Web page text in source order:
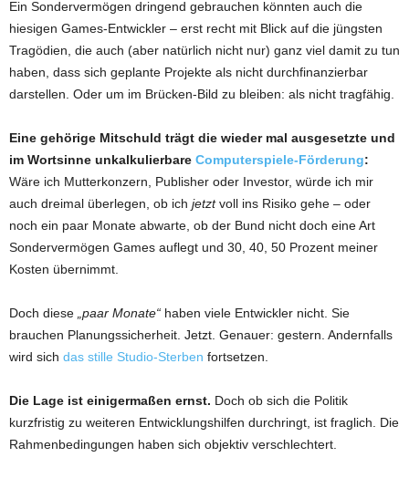
Ein Sondervermögen dringend gebrauchen könnten auch die
hiesigen Games-Entwickler – erst recht mit Blick auf die jüngsten
Tragödien, die auch (aber natürlich nicht nur) ganz viel damit zu tun
haben, dass sich geplante Projekte als nicht durchfinanzierbar
darstellen. Oder um im Brücken-Bild zu bleiben: als nicht tragfähig.
Eine gehörige Mitschuld trägt die wieder mal ausgesetzte und
im Wortsinne unkalkulierbare Computerspiele-Förderung:
Wäre ich Mutterkonzern, Publisher oder Investor, würde ich mir
auch dreimal überlegen, ob ich jetztvoll ins Risiko gehe – oder
noch ein paar Monate abwarte, ob der Bund nicht doch eine Art
Sondervermögen Games auflegt und 30, 40, 50 Prozent meiner
Kosten übernimmt.
Doch diese „paar Monate“ haben viele Entwickler nicht. Sie
brauchen Planungssicherheit. Jetzt. Genauer: gestern. Andernfalls
wird sich das stille Studio-Sterben fortsetzen.
Die Lage ist einigermaßen ernst. Doch ob sich die Politik
kurzfristig zu weiteren Entwicklungshilfen durchringt, ist fraglich. Die
Rahmenbedingungen haben sich objektiv verschlechtert.